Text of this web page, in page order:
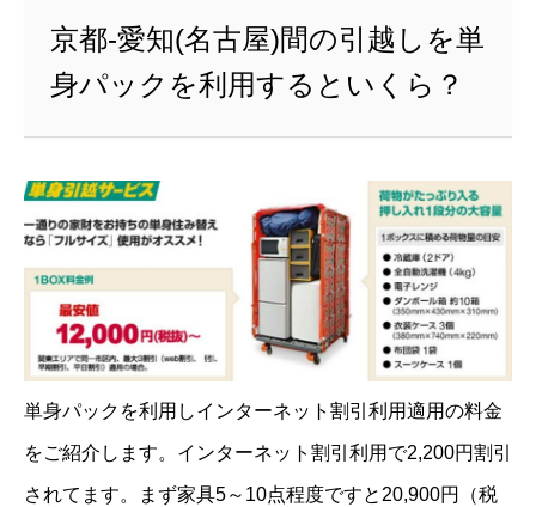
京都-愛知(名古屋)間の引越しを単
身パックを利用するといくら？
単身パックを利用しインターネット割引利用適用の料金
をご紹介します。インターネット割引利用で2,200円割引
されてます。まず家具5～10点程度ですと20,900円（税